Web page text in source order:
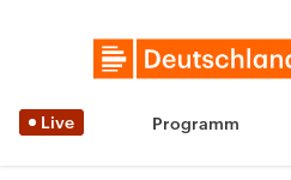
Live Programm